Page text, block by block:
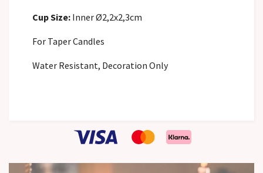
Cup Size: Inner Ø2,2x2,3cm
For Taper Candles
Water Resistant, Decoration Only